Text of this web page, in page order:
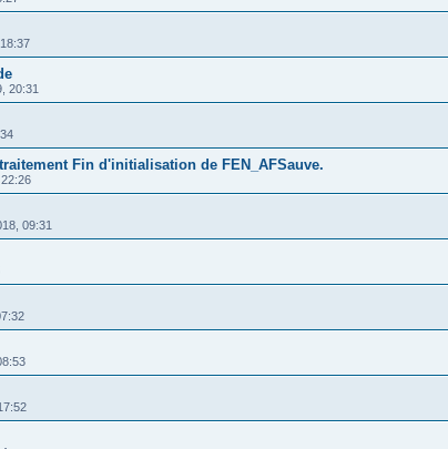
20:31
Fin d'initialisation de FEN_AFSauve.
09:31